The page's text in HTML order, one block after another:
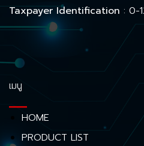
Taxpayer Identification : 0-
เมนู
HOME
PRODUCT LIST